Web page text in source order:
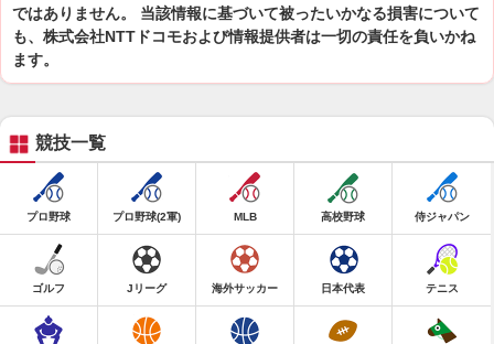
ではありません。 当該情報に基づいて被ったいかなる損害について
も、株式会社NTTドコモおよび情報提供者は一切の責任を負いかね
ます。
競技一覧
プロ野球 プロ野球(2軍) MLB 高校野球 侍ジャパン
ゴルフ Jリーグ 海外サッカー 日本代表 テニス